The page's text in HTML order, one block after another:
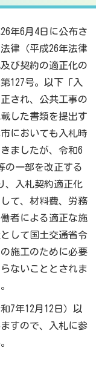
年6月4日に公布さ
律（平成26年法律
び契約の適正化の
127号。以下「入
され、公共工事の
した書類を提出す
においても入札時
ましたが、令和6
の一部を改正する
、入札契約適正化
て、材料費、労務
者による適正な施
して国土交通省令
施工のために必要
ないこととされま
7年12月12日）以
すので、入札に参